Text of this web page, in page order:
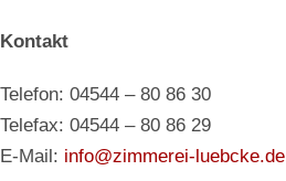
Kontakt
Telefon: 04544 – 80 86 30
Telefax: 04544 – 80 86 29
E-Mail: info@zimmerei-luebcke.de